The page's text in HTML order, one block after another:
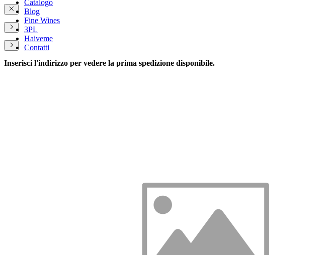
Catalogo
Blog
Fine Wines
3PL
Haiveme
Contatti
Inserisci l'indirizzo per vedere la prima spedizione disponibile.